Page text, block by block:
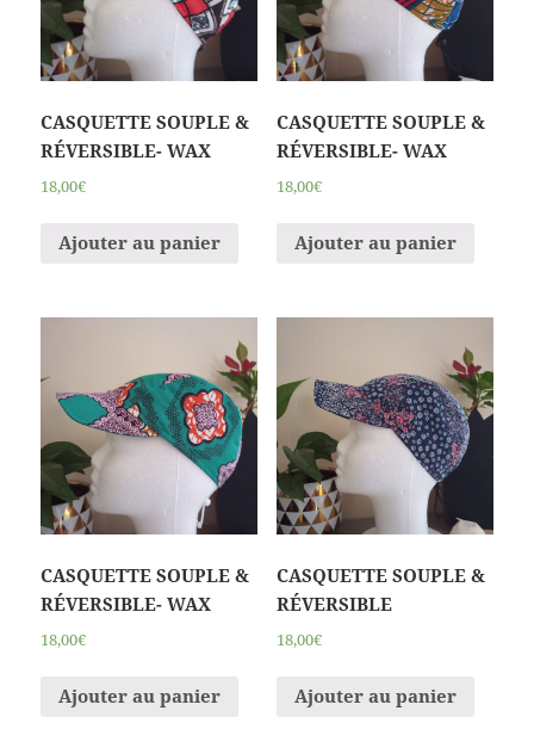
CASQUETTE SOUPLE &
RÉVERSIBLE- WAX
18,00€
Ajouter au panier
CASQUETTE SOUPLE &
RÉVERSIBLE- WAX
18,00€
Ajouter au panier
CASQUETTE SOUPLE &
RÉVERSIBLE- WAX
18,00€
Ajouter au panier
CASQUETTE SOUPLE &
RÉVERSIBLE
18,00€
Ajouter au panier